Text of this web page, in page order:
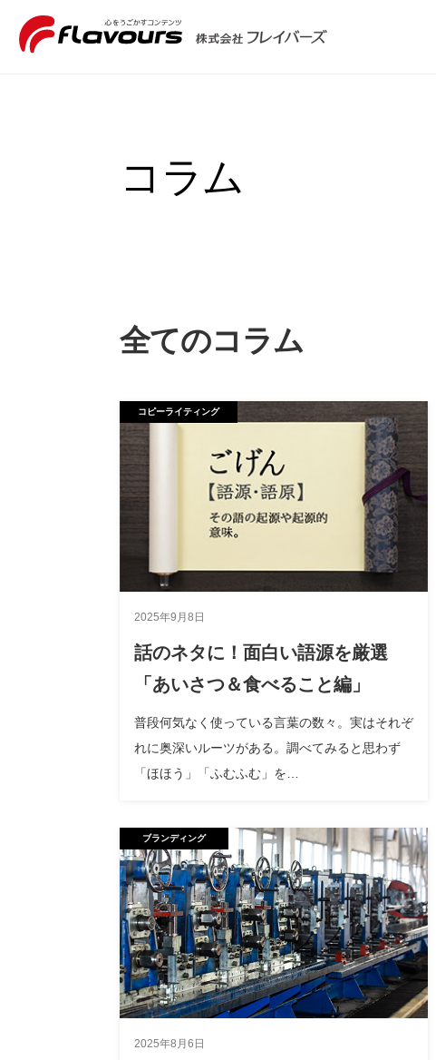
コラム
全てのコラム
コピーライティング
2025年9月8日
話のネタに！面白い語源を厳選
「あいさつ＆食べること編」
普段何気なく使っている言葉の数々。実はそれぞ
れに奥深いルーツがある。調べてみると思わず
「ほほう」「ふむふむ」を…
ブランディング
2025年8月6日